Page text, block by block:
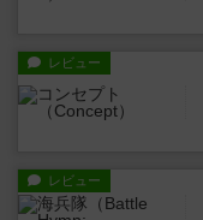
レビュー
レビュー